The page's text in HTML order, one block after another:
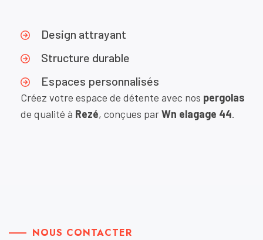
Design attrayant
Structure durable
Espaces personnalisés
Créez votre espace de détente avec nos pergolas
de qualité à Rezé, conçues parWn elagage 44.
NOUS CONTACTER